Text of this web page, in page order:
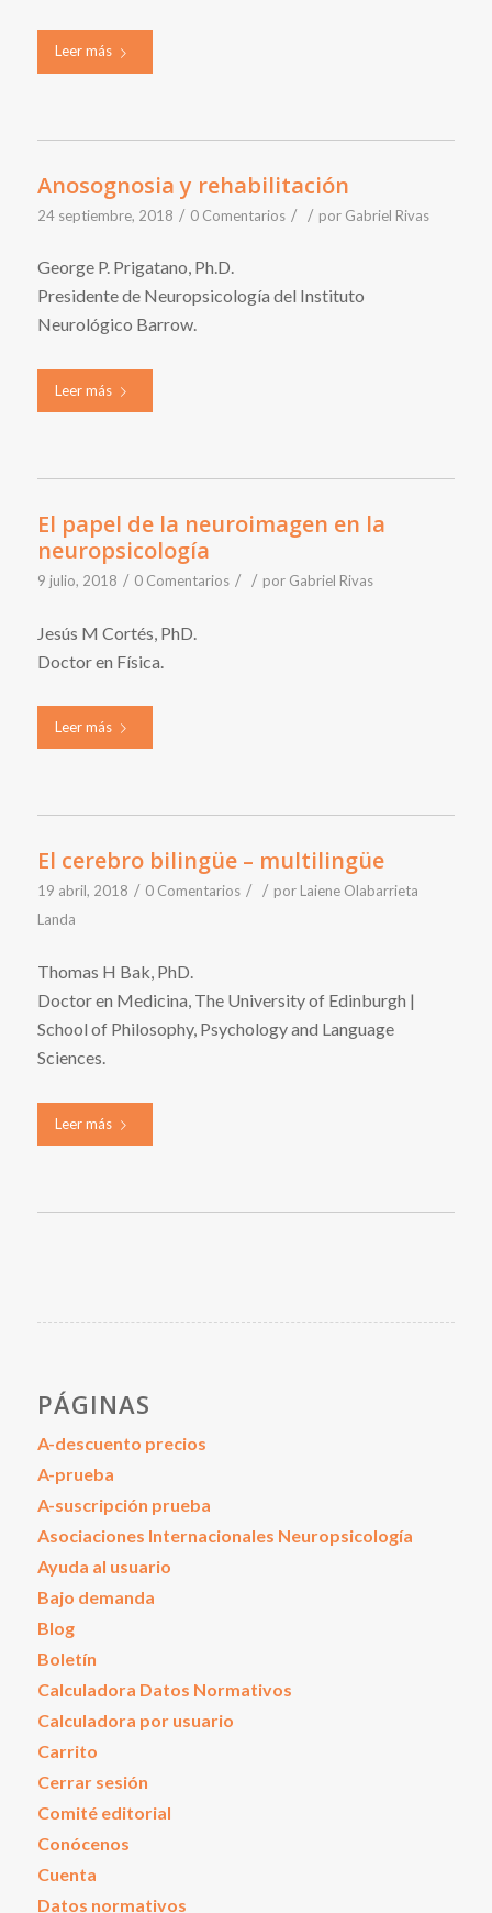
Leer más
Anosognosia y rehabilitación
24 septiembre, 2018 / 0 Comentarios / / por Gabriel Rivas
George P. Prigatano, Ph.D.
Presidente de Neuropsicología del Instituto
Neurológico Barrow.
Leer más
El papel de la neuroimagen en la
neuropsicología
9 julio, 2018 / 0 Comentarios / / por Gabriel Rivas
Jesús M Cortés, PhD.
Doctor en Física.
Leer más
El cerebro bilingüe – multilingüe
19 abril, 2018 / 0 Comentarios / / por Laiene Olabarrieta
Landa
Thomas H Bak, PhD.
Doctor en Medicina, The University of Edinburgh |
School of Philosophy, Psychology and Language
Sciences.
Leer más
PÁGINAS
A-descuento precios
A-prueba
A-suscripción prueba
Asociaciones Internacionales Neuropsicología
Ayuda al usuario
Bajo demanda
Blog
Boletín
Calculadora Datos Normativos
Calculadora por usuario
Carrito
Cerrar sesión
Comité editorial
Conócenos
Cuenta
Datos normativos